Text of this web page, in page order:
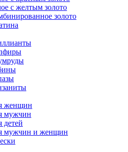
с желтым золото
золото
женщин
мужчин
детей
мужчин и женщин